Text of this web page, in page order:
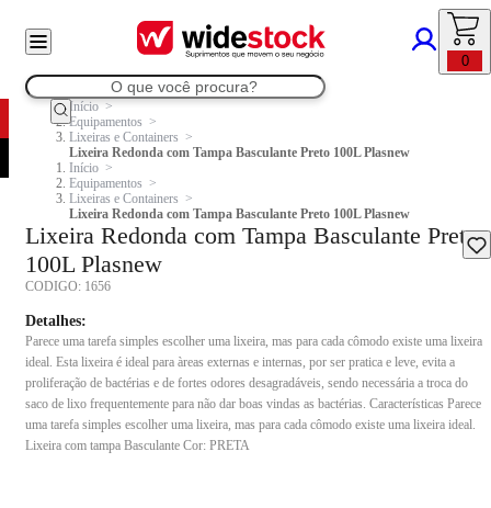
0
Início
Equipamentos
Lixeiras e Containers
Lixeira Redonda com Tampa Basculante Preto 100L Plasnew
Início
Equipamentos
Lixeiras e Containers
Lixeira Redonda com Tampa Basculante Preto 100L Plasnew
Lixeira Redonda com Tampa Basculante Preto
100L Plasnew
CODIGO: 1656
Detalhes:
Parece uma tarefa simples escolher uma lixeira, mas para cada cômodo existe uma lixeira
ideal. Esta lixeira é ideal para àreas externas e internas, por ser pratica e leve, evita a
proliferação de bactérias e de fortes odores desagradáveis, sendo necessária a troca do
saco de lixo frequentemente para não dar boas vindas as bactérias. Características Parece
uma tarefa simples escolher uma lixeira, mas para cada cômodo existe uma lixeira ideal.
Lixeira com tampa Basculante Cor: PRETA